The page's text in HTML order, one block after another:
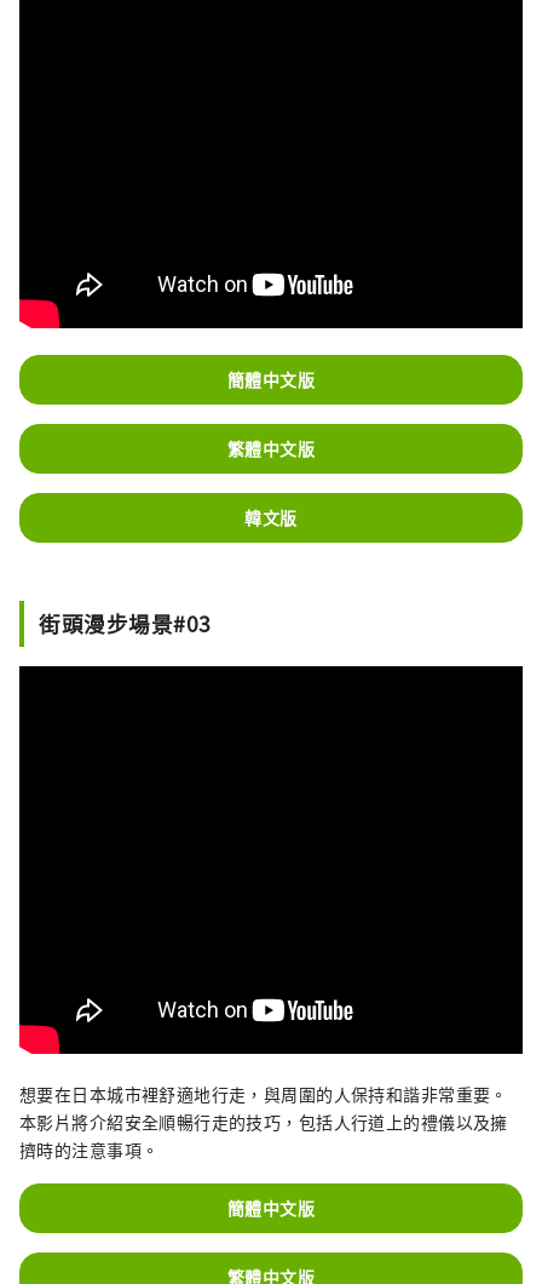
簡體中文版
繁體中文版
韓文版
街頭漫步場景#03
想要在日本城市裡舒適地行走，與周圍的人保持和諧非常重要。
本影片將介紹安全順暢行走的技巧，包括人行道上的禮儀以及擁
擠時的注意事項。
簡體中文版
繁體中文版